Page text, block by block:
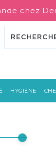
chez
HYGIÈNE